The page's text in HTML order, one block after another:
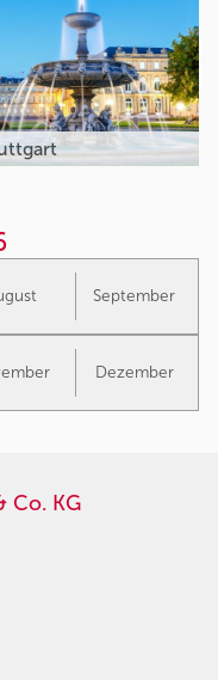
September
Dezember
Co. KG